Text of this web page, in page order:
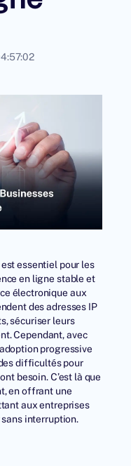
essentiel pour les
en ligne stable et
électronique aux
des adresses IP
sécuriser leurs
Cependant, avec
progressive
difficultés pour
besoin. C’est là que
en offrant une
aux entreprises
interruption.